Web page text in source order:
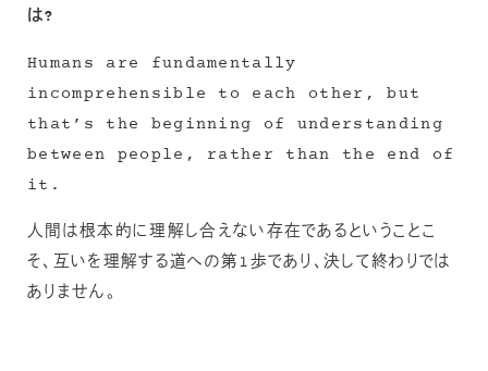
は?
Humans are fundamentally
incomprehensible to each other, but
that’s the beginning of understanding
between people, rather than the end of
it.
人間は根本的に理解し合えない存在であるということこ
そ、互いを理解する道への第1歩であり、決して終わりでは
ありません。